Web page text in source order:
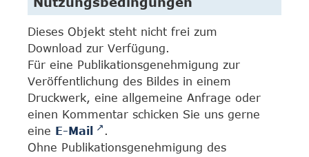
Dieses Objekt steht nicht frei zum
Download zur Verfügung.
Für eine Publikationsgenehmigung zur
Veröffentlichung des Bildes in einem
Druckwerk, eine allgemeine Anfrage oder
einen Kommentar schicken Sie uns gerne
eine E-Mail
.
Ohne Publikationsgenehmigung des